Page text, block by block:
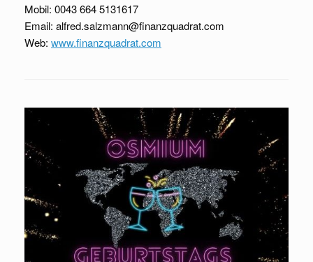
Mobil: 0043 664 5131617
Email: alfred.salzmann@finanzquadrat.com
Web: www.finanzquadrat.com